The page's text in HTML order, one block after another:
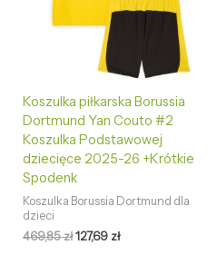
Koszulka piłkarska Borussia
Dortmund Yan Couto #2
Koszulka Podstawowej
dziecięce 2025-26 +Krótkie
Spodenk
Koszulka Borussia Dortmund dla
dzieci
469,85zł127,69 zł